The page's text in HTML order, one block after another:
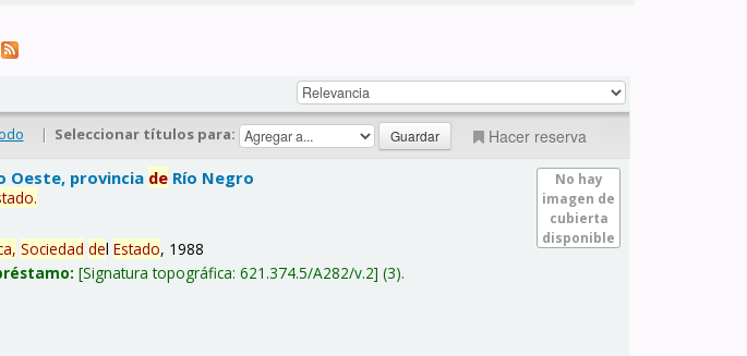
| Seleccionar títulos para: Hacer reserva
No hay
imagen de
cubierta
disponible
Oeste, provincia de Río Negro
.
Sociedad delEstado, 1988
Signatura topográfica:621.374.5/A282/v.2 (3).